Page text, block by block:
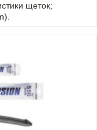
щеток;